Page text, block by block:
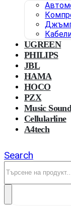
UGREEN
PHILIPS
JBL
HAMA
HOCO
PZX
Music
Cellularline
A4tech
Search